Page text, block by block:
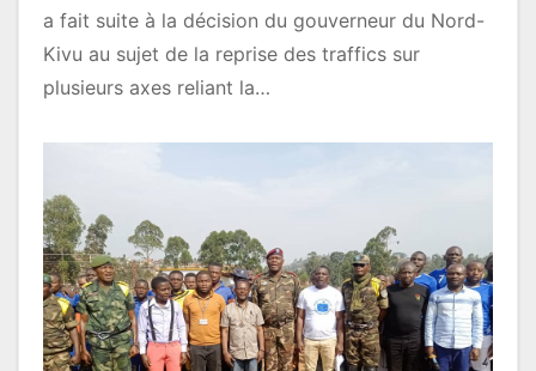
a fait suite à la décision du gouverneur du Nord-
Kivu au sujet de la reprise des traffics sur
plusieurs axes reliant la…